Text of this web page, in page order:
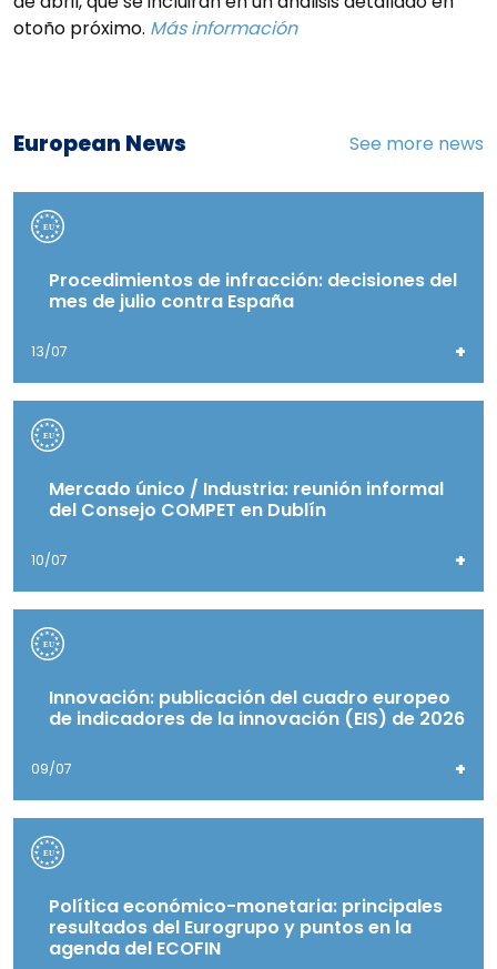
otoño próximo. Más información
European News See more news
Procedimientos de infracción: decisiones del
mes de julio contra España
13/07 +
Mercado único / Industria: reunión informal
del Consejo COMPET en Dublín
10/07 +
Innovación: publicación del cuadro europeo
de indicadores de la innovación (EIS) de 2026
09/07 +
Política económico-monetaria: principales
resultados del Eurogrupo y puntos en la
agenda del ECOFIN